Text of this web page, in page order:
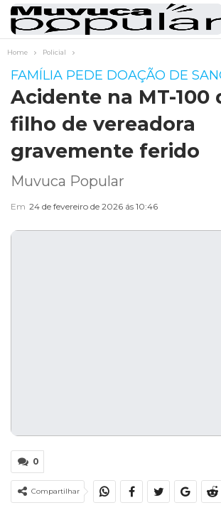
Home Policial
FAMÍLIA PEDE DOAÇÃO DE
Acidente na MT-100
filho de vereadora
gravemente ferido
Muvuca Popular
Em 24 de fevereiro de 2026 ás 10:46
0
Compartilhar